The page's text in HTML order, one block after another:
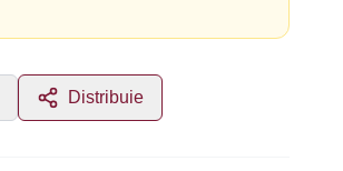
Distribuie